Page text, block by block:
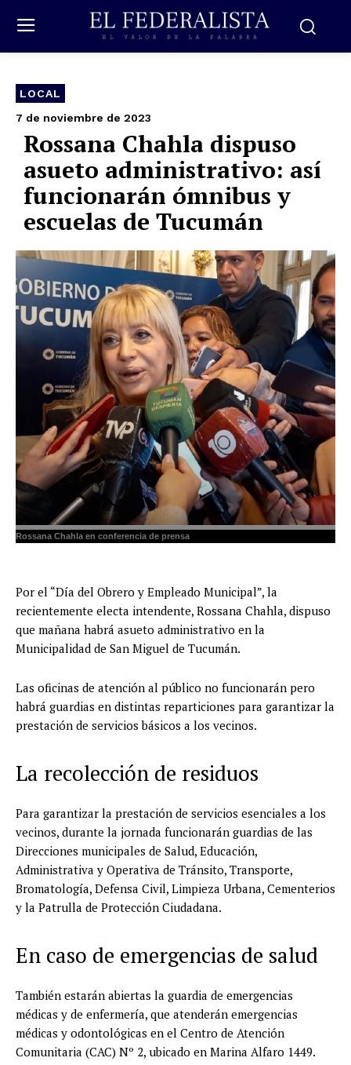
LOCAL
7 de noviembre de 2023
Rossana Chahla dispuso
asueto administrativo: así
funcionarán ómnibus y
escuelas de Tucumán
Rossana Chahla en conferencia de prensa
Por el “Día del Obrero y Empleado Municipal”, la
recientemente electa intendente, Rossana Chahla, dispuso
que mañana habrá asueto administrativo en la
Municipalidad de San Miguel de Tucumán.
Las oficinas de atención al público no funcionarán pero
habrá guardias en distintas reparticiones para garantizar la
prestación de servicios básicos a los vecinos.
La recolección de residuos
Para garantizar la prestación de servicios esenciales a los
vecinos, durante la jornada funcionarán guardias de las
Direcciones municipales de Salud, Educación,
Administrativa y Operativa de Tránsito, Transporte,
Bromatología, Defensa Civil, Limpieza Urbana, Cementerios
y la Patrulla de Protección Ciudadana.
En caso de emergencias de salud
También estarán abiertas la guardia de emergencias
médicas y de enfermería, que atenderán emergencias
médicas y odontológicas en el Centro de Atención
Comunitaria (CAC) Nº 2, ubicado en Marina Alfaro 1449.